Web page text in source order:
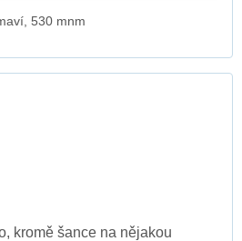
530 mnm
kromě šance na nějakou